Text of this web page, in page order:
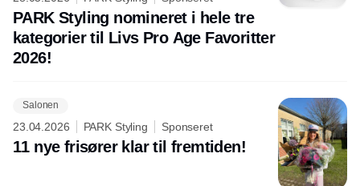
PARK Styling nomineret i hele tre
kategorier til Livs Pro Age Favoritter
2026!
Salonen
23.04.2026 PARK Styling Sponseret
11 nye frisører klar til fremtiden!